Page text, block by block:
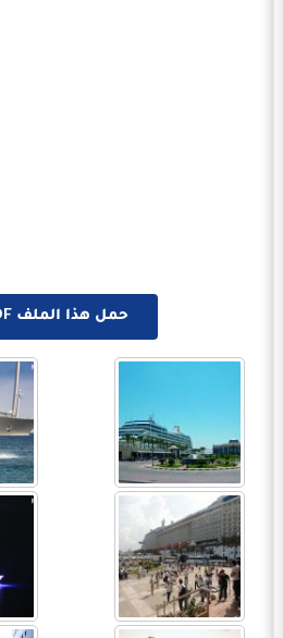
حمل هذا الملف PDF الان